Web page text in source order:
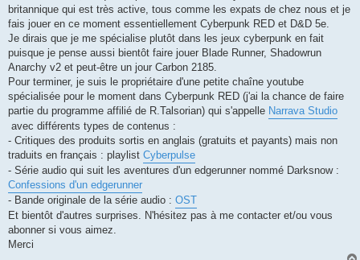
britannique qui est très active, tous comme les expats de chez nous et je
fais jouer en ce moment essentiellement Cyberpunk RED et D&D 5e.
Je dirais que je me spécialise plutôt dans les jeux cyberpunk en fait
puisque je pense aussi bientôt faire jouer Blade Runner, Shadowrun
Anarchy v2 et peut-être un jour Carbon 2185.
Pour terminer, je suis le propriétaire d'une petite chaîne youtube
spécialisée pour le moment dans Cyberpunk RED (j'ai la chance de faire
partie du programme affilié de R.Talsorian) qui s'appelle Narrava Studio
avec différents types de contenus :
- Critiques des produits sortis en anglais (gratuits et payants) mais non
traduits en français : playlist Cyberpulse
- Série audio qui suit les aventures d'un edgerunner nommé Darksnow :
Confessions d'un edgerunner
- Bande originale de la série audio : OST
Et bientôt d'autres surprises. N'hésitez pas à me contacter et/ou vous
abonner si vous aimez.
Merci